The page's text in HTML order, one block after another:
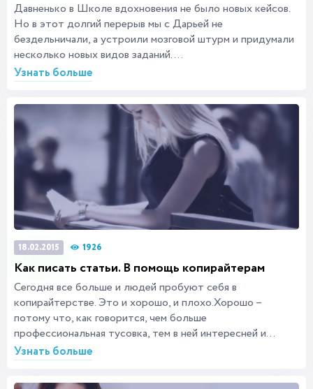
Давненько в Школе вдохновения не было новых кейсов.
Но в этот долгий перерыв мы с Дарьей не
бездельничали, а устроили мозговой штурм и придумали
несколько новых видов заданий....
Узнать больше
18.02.2015 1926
Как писать статьи. В помощь копирайтерам
Сегодня все больше и людей пробуют себя в
копирайтерстве. Это и хорошо, и плохо.Хорошо –
потому что, как говорится, чем больше
профессиональная тусовка, тем в ней интересней и...
Узнать больше